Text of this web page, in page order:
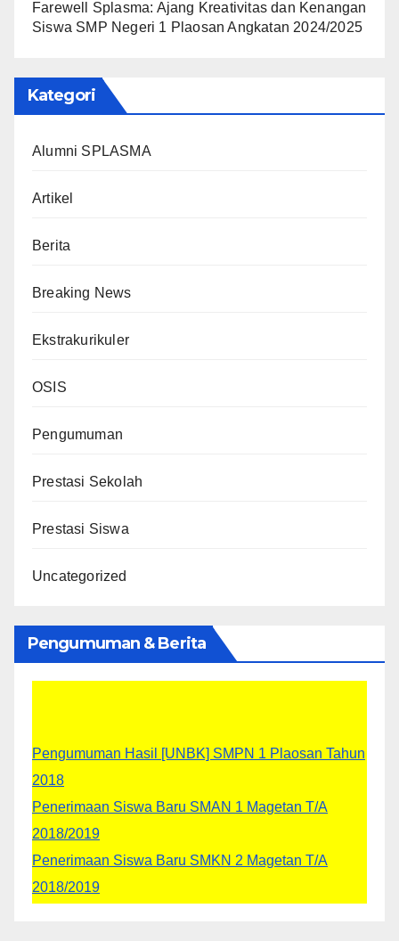
Farewell Splasma: Ajang Kreativitas dan Kenangan
Siswa SMP Negeri 1 Plaosan Angkatan 2024/2025
Kategori
Alumni SPLASMA
Artikel
Berita
Breaking News
Ekstrakurikuler
OSIS
Pengumuman
Prestasi Sekolah
Prestasi Siswa
Uncategorized
Pengumuman & Berita
2018
Penerimaan Siswa Baru SMAN 1 Magetan T/A
2018/2019
Penerimaan Siswa Baru SMKN 2 Magetan T/A
2018/2019
Siswa - siswi kelas IX masuk tanggal 28 Mei 2018,